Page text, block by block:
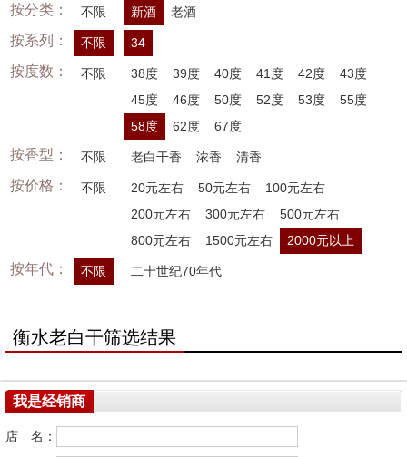
按分类： 不限 新酒 老酒
按系列： 不限 34
按度数： 不限 38度 39度 40度 41度 42度
43度
45度
46度 50度 52度 53度
55度
58度
62度 67度
按香型： 不限 老白干香 浓香 清香
按价格： 不限 20元左右 50元左右
100元左右
200元左右
300元左右
500元左右
800元左右
1500元左右 2000元以上
按年代： 不限 二十世纪70年代
衡水老白干筛选结果
我是经销商
店 名：